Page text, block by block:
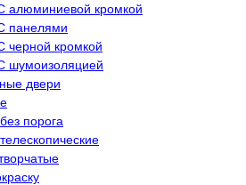
алюминиевой кромкой
панелями
черной кромкой
шумоизоляцией
двери
порога